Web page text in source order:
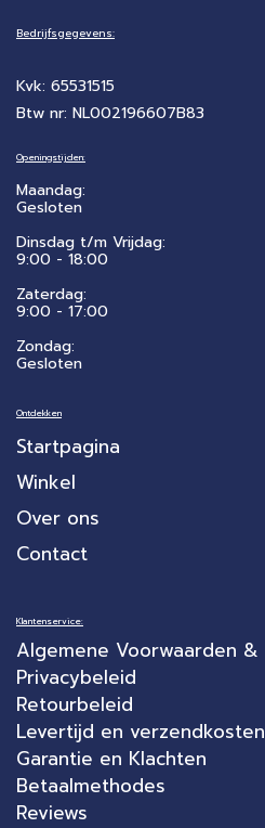
Bedrijfsgegevens:
Kvk: 65531515
Btw nr: NL002196607B83
Openingstijden:
Maandag:
Gesloten
Dinsdag t/m Vrijdag:
9:00 - 18:00
Zaterdag:
​9:00 - 17:00
Zondag:
Gesloten
Ontdekken
Startpagina
Winkel
Over ons
Contact
Klantenservice:
Algemene Voorwaarden &
Privacybeleid
Retourbeleid
Levertijd en verzendkosten
Garantie en Klachten
Betaalmethodes
Reviews